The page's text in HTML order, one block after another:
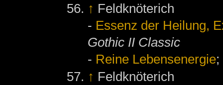
↑ Feldknöterich
- Essenz der Heilung,
Gothic II Classic
- Reine Lebensenergie
↑ Feldknöterich